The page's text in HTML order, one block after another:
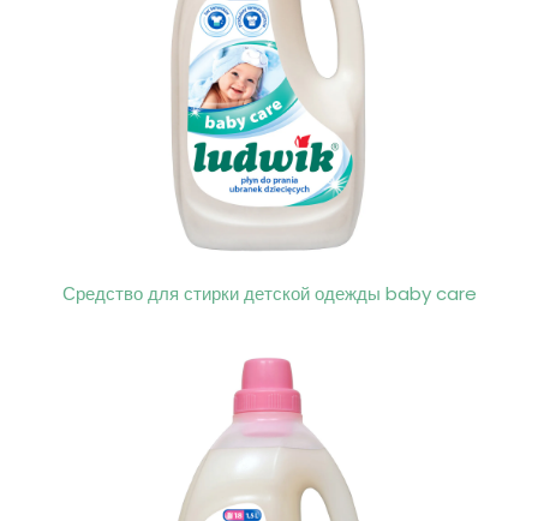
Средство для стирки детской одежды baby care